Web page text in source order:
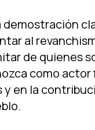
al
de quienes
como
en la